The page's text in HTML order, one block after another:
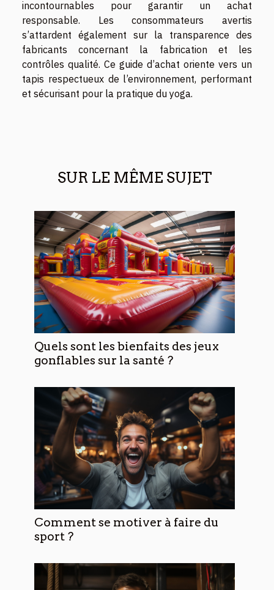
incontournables pour garantir un achat
responsable. Les consommateurs avertis
s’attardent également sur la transparence des
fabricants concernant la fabrication et les
contrôles qualité. Ce guide d’achat oriente vers un
tapis respectueux de l’environnement, performant
et sécurisant pour la pratique du yoga.
SUR LE MÊME SUJET
Quels sont les bienfaits des jeux
gonflables sur la santé ?
Comment se motiver à faire du
sport ?